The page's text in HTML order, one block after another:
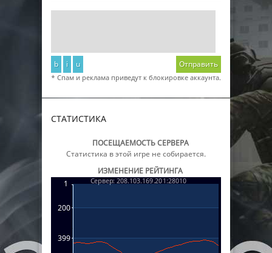
b i u Отправить
* Спам и реклама приведут к блокировке аккаунта.
СТАТИСТИКА
ПОСЕЩАЕМОСТЬ СЕРВЕРА
Статистика в этой игре не собирается.
ИЗМЕНЕНИЕ РЕЙТИНГА